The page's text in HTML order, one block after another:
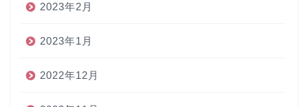
2023年2月
2023年1月
2022年12月